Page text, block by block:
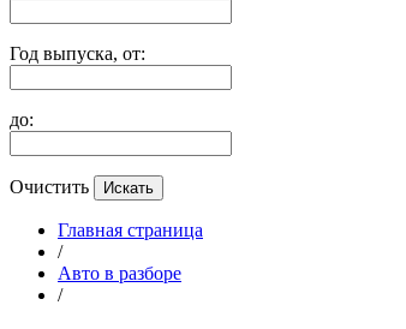
Год выпуска, от:
до:
Очистить
Главная страница
/
Авто в разборе
/